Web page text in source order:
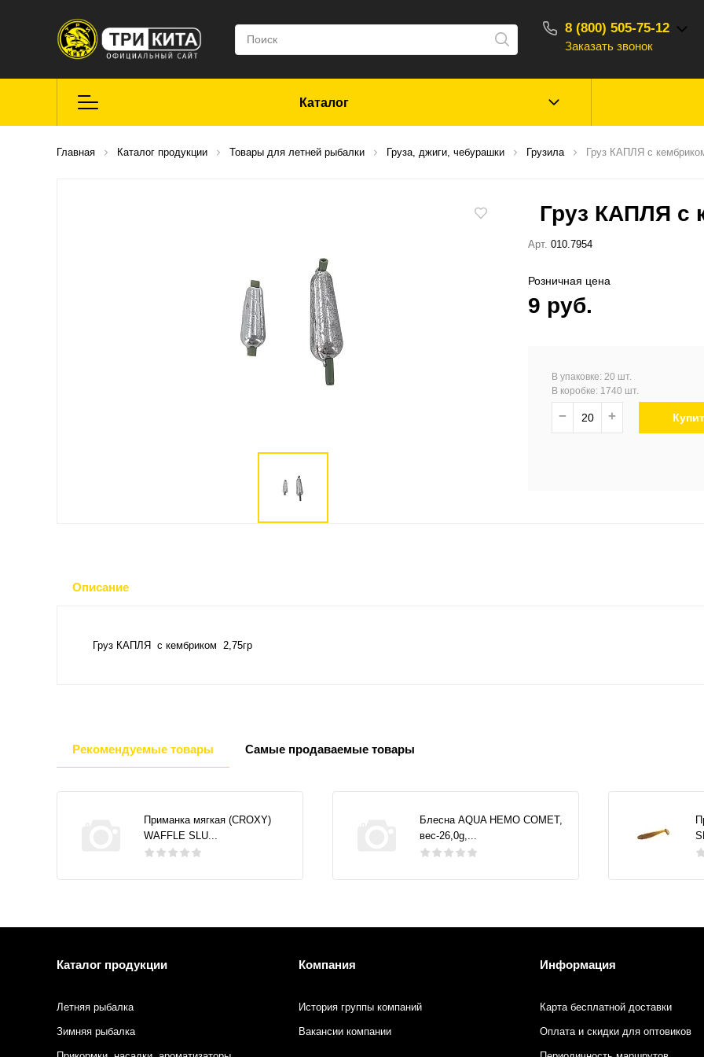
8 (800) 505-75-12
Заказать звонок
Каталог
ароматизаторы
Сторонние
Главная Каталог продукции Товары для летней рыбалки Груза, джиги, чебурашки Грузила Груз КАПЛЯ с
Груз КАПЛЯ с
Арт. 010.7954
Розничная цена
9 руб.
В упаковке: 20 шт.
В коробке: 1740 шт.
− +
Описание
Груз КАПЛЯ с кембриком 2,75гр
Рекомендуемые товары Самые продаваемые товары
Приманка мягкая (CROXY)
WAFFLE SLU...
Блесна AQUA НЕМО COMET,
вес-26,0g,...
Каталог продукции
Летняя рыбалка
Зимняя рыбалка
Компания
История группы компаний
Вакансии компании
Информация
Карта бесплатной доставки
Оплата и скидки для оптовиков